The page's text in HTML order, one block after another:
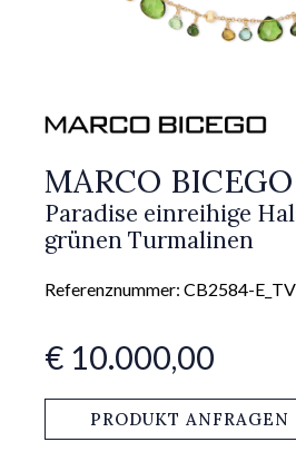
MARCO BICEGO
Paradise einreihige
grünen Turmalinen
Referenznummer: CB2584-
€ 10.000,00
PRODUKT ANFRAGEN